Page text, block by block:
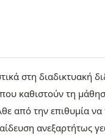
στη διαδικτυακή
καθιστούν τη
από την επιθυμία
ανεξαρτήτως